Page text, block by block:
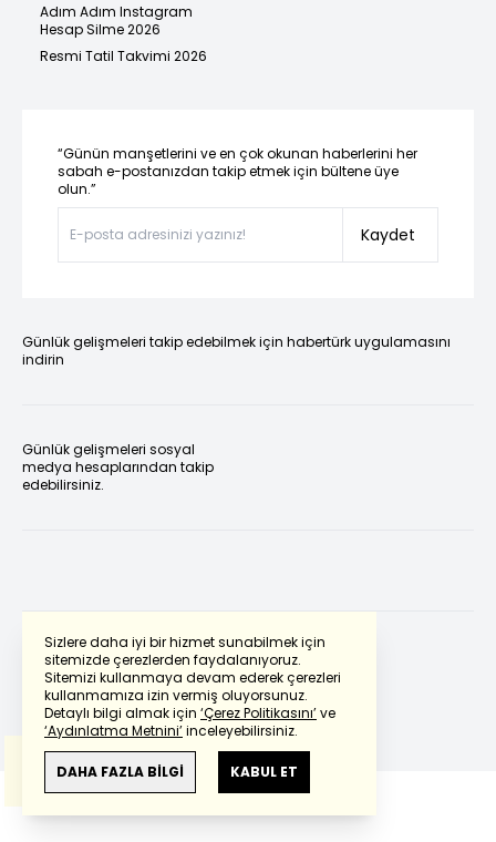
Sizlere daha iyi bir hizmet sunabilmek için
sitemizde çerezlerden faydalanıyoruz.
Sitemizi kullanmaya devam ederek çerezleri
kullanmamıza izin vermiş oluyorsunuz.
Detaylı bilgi almak için ‘Çerez Politikasını’ve
‘Aydınlatma Metnini’inceleyebilirsiniz.
DAHA FAZLA BİLGİ KABUL ET
Adım Adım Instagram
Hesap Silme 2026
Resmi Tatil Takvimi 2026
“Günün manşetlerini ve en çok okunan haberlerini her
sabah e-postanızdan takip etmek için bültene üye
olun.”
Kaydet
Günlük gelişmeleri takip edebilmek için habertürk uygulamasını
indirin
Günlük gelişmeleri sosyal
medya hesaplarından takip
edebilirsiniz.
Powered by Translate
Bu çevirideGoogle Transletekullanılmıştır.
Anlam ve çeviri hatalarından
haberturk.com
sorumlu değildir.